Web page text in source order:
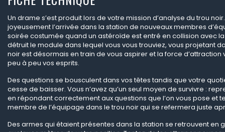
Un drame s’est produit lors de votre mission d’analyse du trou
joyeusement l’arrivée dans la station de nouveaux membres
soirée costumée quand un astéroïde est entré en collision avec la
détruit le module dans lequel vous vous trouviez, vous projetant
noir est désormais en train de vous aspirer et la force d’attraction
peu à peu vos esprits.
Des questions se bousculent dans vos têtes tandis que votre
cesse de baisser. Vous n’avez qu’un seul moyen de survivre :
en répondant correctement aux questions que l’on vous pose et
membre de l’équipage dans le trou noir qui se refermera juste
Des armes qui étaient présentes dans la station se retrouvent en